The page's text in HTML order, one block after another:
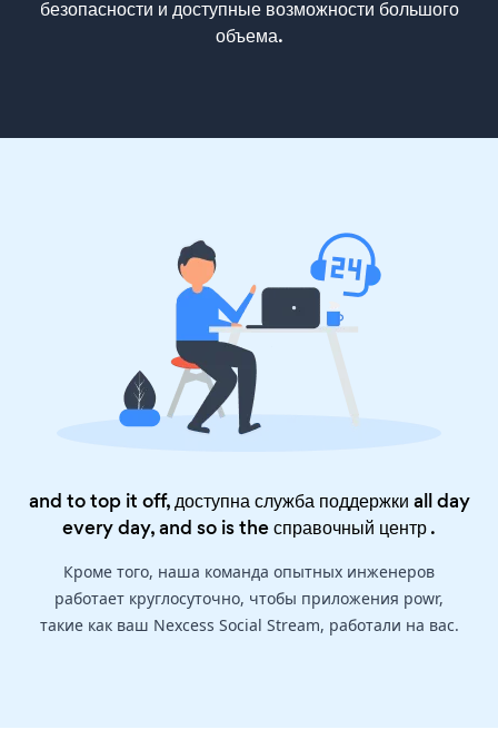
безопасности и доступные возможности большого
объема.
and to top it off, доступна служба поддержки all day
every day, and so is theсправочный центр.
Кроме того, наша команда опытных инженеров
работает круглосуточно, чтобы приложения powr,
такие как ваш Nexcess Social Stream, работали на вас.